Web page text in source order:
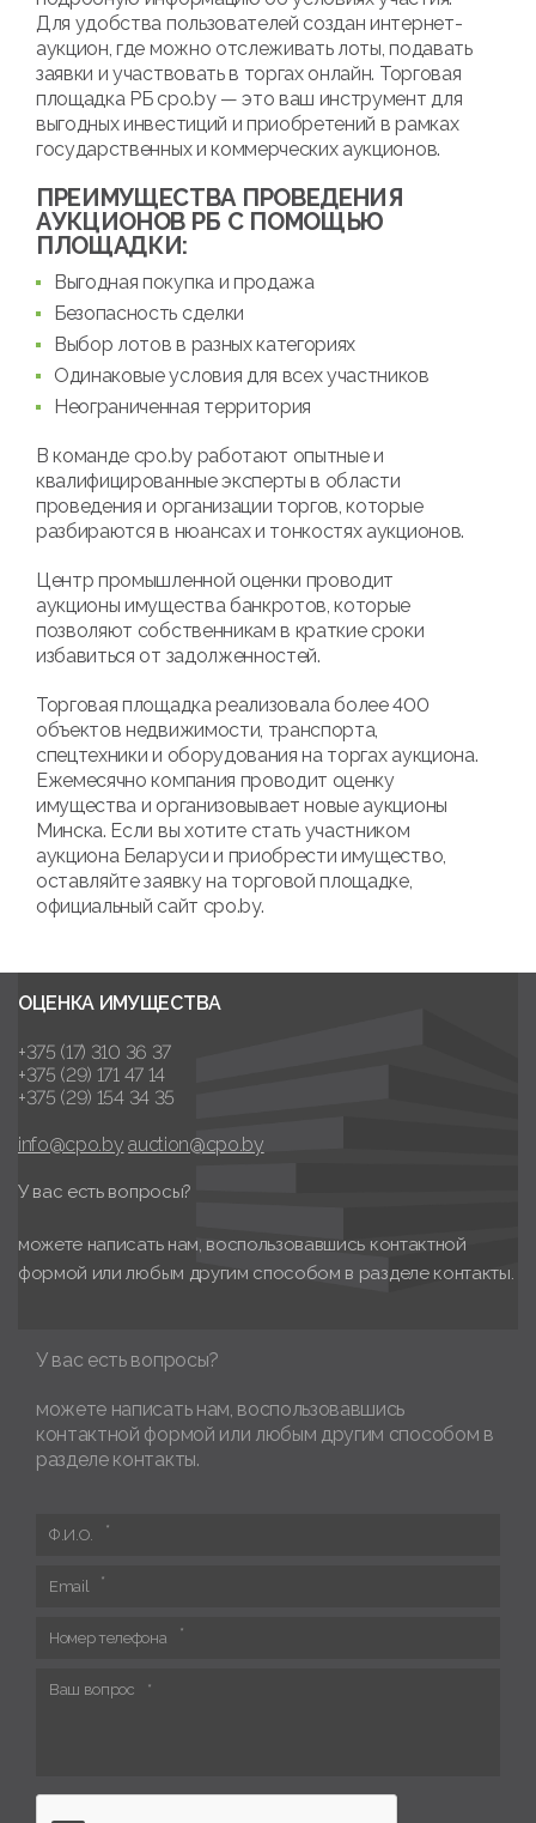
Для удобства пользователей создан интернет-
аукцион, где можно отслеживать лоты, подавать
заявки и участвовать в торгах онлайн. Торговая
площадка РБ cpo.by — это ваш инструмент для
выгодных инвестиций и приобретений в рамках
государственных и коммерческих аукционов.
ПРЕИМУЩЕСТВА ПРОВЕДЕНИЯ
АУКЦИОНОВ РБ С ПОМОЩЬЮ
ПЛОЩАДКИ:
Выгодная покупка и продажа
Безопасность сделки
Выбор лотов в разных категориях
Одинаковые условия для всех участников
Неограниченная территория
В команде cpo.by работают опытные и
квалифицированные эксперты в области
проведения и организации торгов, которые
разбираются в нюансах и тонкостях аукционов.
Центр промышленной оценки проводит
аукционы имущества банкротов, которые
позволяют собственникам в краткие сроки
избавиться от задолженностей.
Торговая площадка реализовала более 400
объектов недвижимости, транспорта,
спецтехники и оборудования на торгах аукциона.
Ежемесячно компания проводит оценку
имущества и организовывает новые аукционы
Минска. Если вы хотите стать участником
аукциона Беларуси и приобрести имущество,
оставляйте заявку на торговой площадке,
официальный сайт cpo.by.
ОЦЕНКА ИМУЩЕСТВА
+375 (17) 310 36 37
+375 (29) 171 47 14
+375 (29) 154 34 35
info@cpo.by auction@cpo.by
У вас есть вопросы?
можете написать нам, воспользовавшись контактной
формой или любым другим способом в разделе контакты.
У вас есть вопросы?
можете написать нам, воспользовавшись
контактной формой или любым другим способом в
разделе контакты.
Ф.И.О.
Email
Номер телефона
Ваш вопрос